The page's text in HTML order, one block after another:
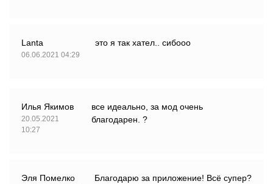
Lanta
06.06.2021 04:29
это я так хател.. сибооо
Илья Якимов
20.05.2021
10:27
все идеально, за мод очень
благодарен. ?
Эля Помелко Благодарю за приложение! Всё супер?